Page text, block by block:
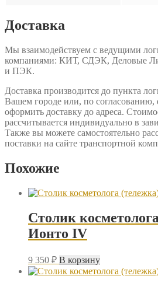
Доставка
Мы взаимодействуем с ведущими
компаниями: КИТ, СДЭК, Деловые
и ПЭК.
Доставка производится до пункта
Вашем городе или, по согласованию,
оформить доставку до адреса.
рассчитывается индивидуально в
Также вы можете самостоятельно
поставки на сайте транспортной
Похожие
Столик
Ионто IV
9 350 ₽ В корзину